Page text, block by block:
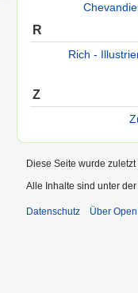
R
Rich -
Z
Diese Seite wurde
Alle Inhalte sind unter
Datenschutz Über